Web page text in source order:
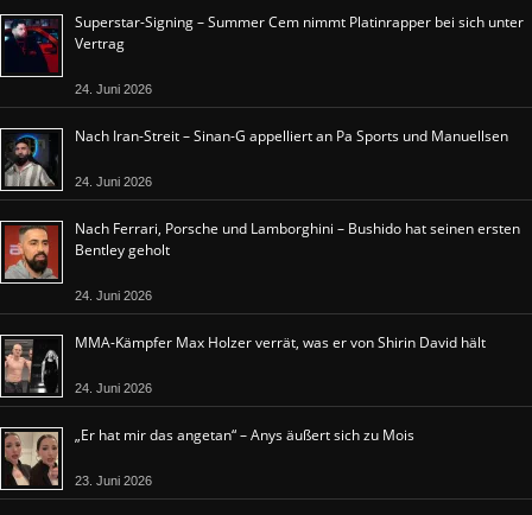
Superstar-Signing – Summer Cem nimmt Platinrapper bei sich unter
Vertrag
24. Juni 2026
Nach Iran-Streit – Sinan-G appelliert an Pa Sports und Manuellsen
24. Juni 2026
Nach Ferrari, Porsche und Lamborghini – Bushido hat seinen ersten
Bentley geholt
24. Juni 2026
MMA-Kämpfer Max Holzer verrät, was er von Shirin David hält
24. Juni 2026
„Er hat mir das angetan“ – Anys äußert sich zu Mois
23. Juni 2026